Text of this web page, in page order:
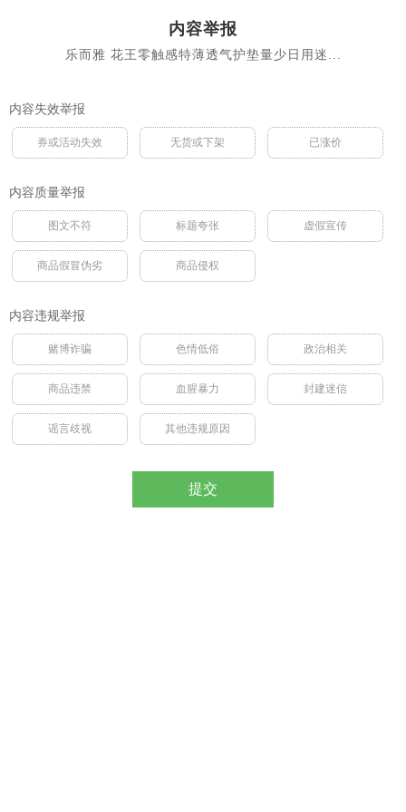
内容举报
乐而雅 花王零触感特薄透气护垫量少日用迷...
内容失效举报
券或活动失效 无货或下架 已涨价
内容质量举报
图文不符 标题夸张 虚假宣传
商品假冒伪劣 商品侵权
内容违规举报
赌博诈骗 色情低俗 政治相关
商品违禁 血腥暴力 封建迷信
谣言歧视 其他违规原因
提交